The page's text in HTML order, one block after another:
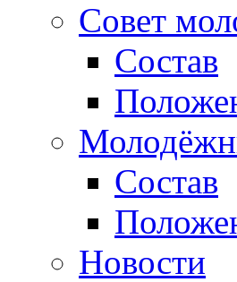
Совет
Состав
Состав
Новости